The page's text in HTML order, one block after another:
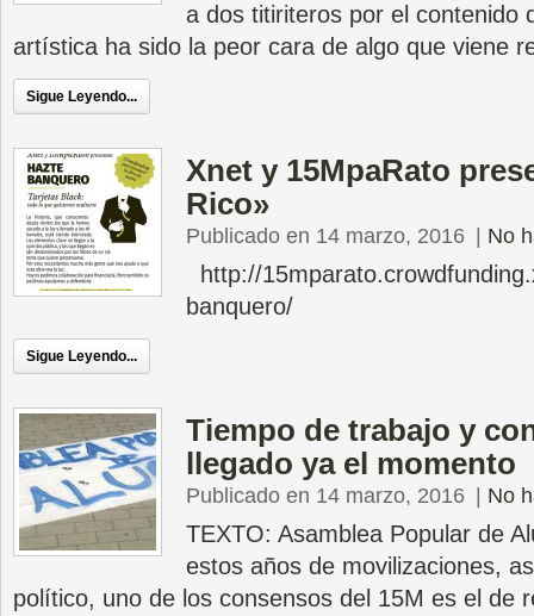
a dos titiriteros por el contenido
artística ha sido la peor cara de algo que viene
Sigue Leyendo...
Xnet y 15MpaRato
Rico»
Publicado en 14 marzo, 2016 No
http://
banquero/
Sigue Leyendo...
Tiempo de trabajo y
llegado ya el momento
Publicado en 14 marzo, 2016 No
TEXTO: Asamblea Popular de
estos años de movilizaciones,
político, uno de los consensos del 15M es el de